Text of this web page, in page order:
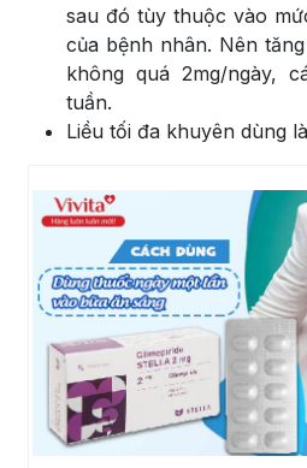
sau đó tùy thuộc vào
của bệnh nhân. Nên
không quá 2mg/ngày,
tuần.
Liều tối đa khuyên dùng